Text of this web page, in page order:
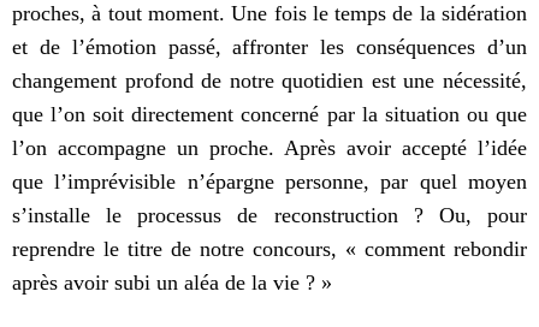
proches, à tout moment. Une fois le temps de la sidération
et de l’émotion passé, affronter les conséquences d’un
changement profond de notre quotidien est une nécessité,
que l’on soit directement concerné par la situation ou que
l’on accompagne un proche. Après avoir accepté l’idée
que l’imprévisible n’épargne personne, par quel moyen
s’installe le processus de reconstruction ? Ou, pour
reprendre le titre de notre concours, « comment rebondir
après avoir subi un aléa de la vie ? »